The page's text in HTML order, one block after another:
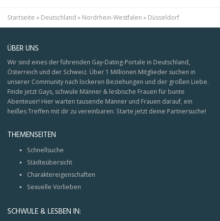
Startseite » Deutschland » Nordrhein-Westfalen » Düsseldorf
ÜBER UNS
Wir sind eines der führenden Gay-Dating-Portale in Deutschland,
Österreich und der Schweiz. Über 1 Millionen Mitglieder suchen in
unserer Community nach lockeren Beziehungen und der großen Liebe.
Finde jetzt Gays, schwule Männer & lesbische Frauen für bunte
Abenteuer! Hier warten tausende Männer und Frauen darauf, ein
heißes Treffen mit dir zu vereinbaren. Starte jetzt deine Partnersuche!
THEMENSEITEN
Schnellsuche
Städteübersicht
Charaktereigenschaften
Sexuelle Vorlieben
SCHWULE & LESBEN IN: